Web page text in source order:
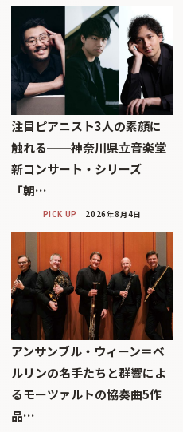
注目ピアニスト3人の素顔に
触れる──神奈川県立音楽堂
新コンサート・シリーズ
「朝…
PICK UP 2026年8月4日
アンサンブル・ウィーン＝ベ
ルリンの名手たちと群響によ
るモーツァルトの協奏曲5作
品…